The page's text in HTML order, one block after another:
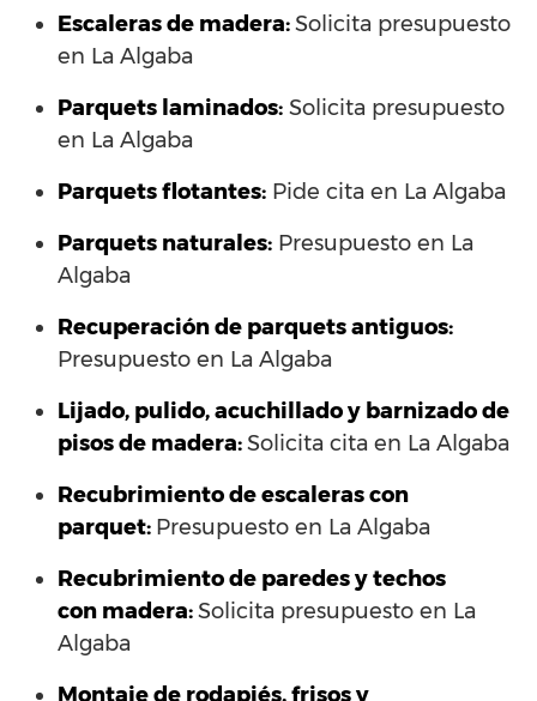
Escaleras de madera:Solicita presupuesto
en La Algaba
Parquets laminados: Solicita presupuesto
en La Algaba
Parquets flotantes: Pide cita en La Algaba
Parquets naturales: Presupuesto en La
Algaba
Recuperación de parquets antiguos:
Presupuesto en La Algaba
Lijado, pulido, acuchillado y barnizado de
pisos de madera:Solicita cita en La Algaba
Recubrimiento de escaleras con
parquet: Presupuesto en La Algaba
Recubrimiento de paredes y techos
con madera:Solicita presupuesto en La
Algaba
Montaje de rodapiés, frisos y